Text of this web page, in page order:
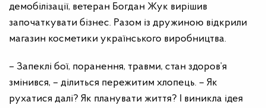
демобілізації, ветеран Богдан Жук вирішив
започаткувати бізнес. Разом із дружиною відкрили
магазин косметики українського виробництва.
– Запеклі бої, поранення, травми, стан здоров’я
змінився, – ділиться пережитим хлопець. – Як
рухатися далі? Як планувати життя? І виникла ідея